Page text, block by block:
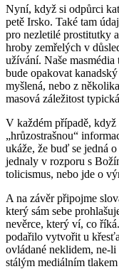
Nyní, když si od­půr­ci
pe­tě Irsko. Také tam
pro ne­zle­ti­lé pro­sti­tut­ky
hroby ze­mře­lých v
u­ží­vá­ní. Naše masmé­dia
bude opa­ko­vat
myš­le­ná, nebo z
ma­so­vá zá­le­ži­tost
V kaž­dém pří­pa­dě, když
„hrů­zostraš­nou“
ukáže, že buď se jedná
jed­na­ly v roz­po­ru s
to­li­cis­mus, nebo jde o
A na závěr při­po­j­me
který sám sebe
ne­věr­ce, který ví, co
po­da­ři­lo vy­tvo­řit u
ovlá­da­né ne­kli­dem, ne-
stá­lým me­di­ál­ním